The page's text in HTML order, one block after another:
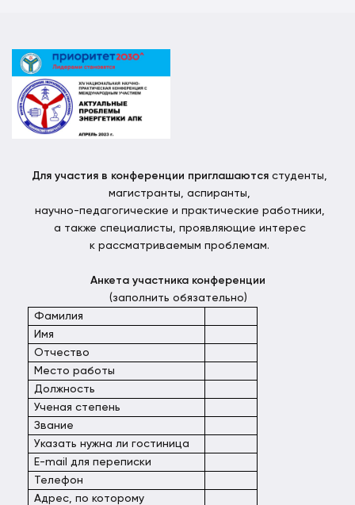
Для участия в конференции приглашаются студенты,
магистранты, аспиранты,
научно-педагогические и практические работники,
а также специалисты, проявляющие интерес
к рассматриваемым проблемам.
Анкета участника конференции
(заполнить обязательно)
Фамилия
Имя
Отчество
Место работы
Должность
Ученая степень
Звание
Указать нужна ли гостиница
E-mail для переписки
Телефон
Адрес, по которому